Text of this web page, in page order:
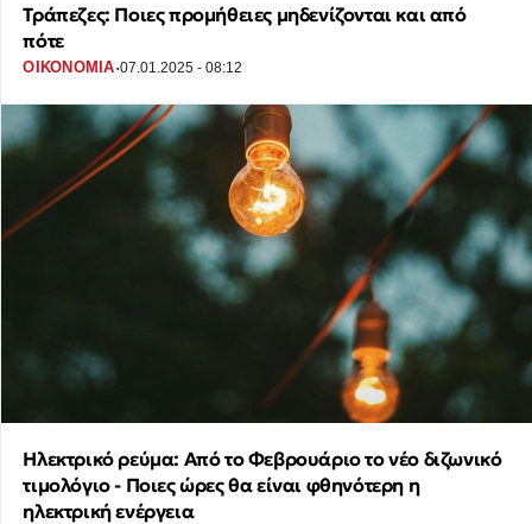
Τράπεζες: Ποιες προμήθειες μηδενίζονται και από
πότε
ΟΙΚΟΝΟΜΙΑ·07.01.2025 - 08:12
Ηλεκτρικό ρεύμα: Aπό το Φεβρουάριο το νέο διζωνικό
τιμολόγιο - Ποιες ώρες θα είναι φθηνότερη η
ηλεκτρική ενέργεια